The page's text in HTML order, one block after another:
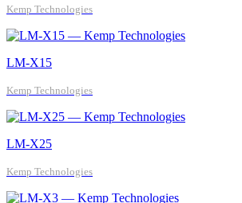
Kemp Technologies
LM-X15
Kemp Technologies
LM-X25
Kemp Technologies